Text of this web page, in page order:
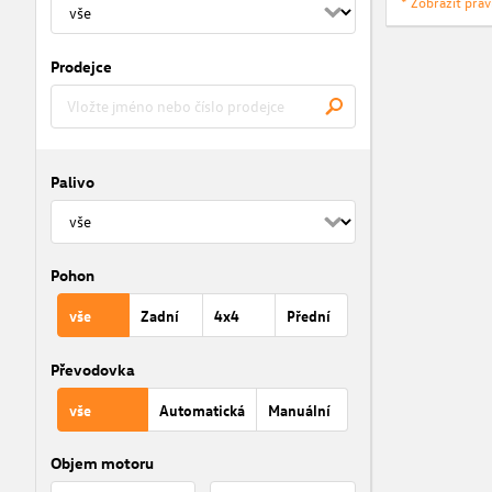
Prodejce
Palivo
Pohon
vše Zadní 4x4 Přední
Převodovka
vše Automatická Manuální
Objem motoru